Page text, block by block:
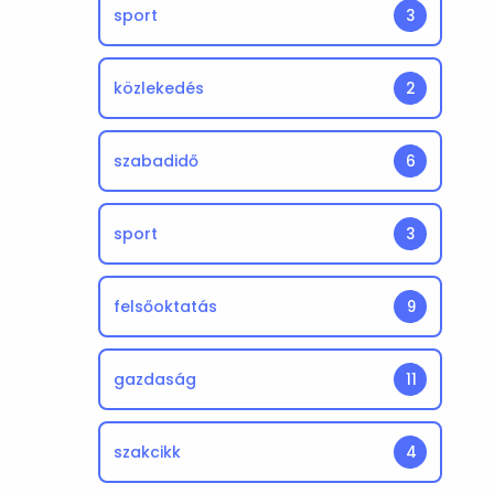
sport 3
közlekedés 2
szabadidő 6
sport 3
felsőoktatás 9
gazdaság 11
szakcikk 4